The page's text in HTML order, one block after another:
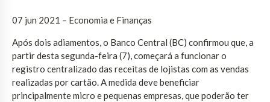
07 jun 2021 – Economia e Finanças
Após dois adiamentos, o Banco Central (BC) confirmou que, a
partir desta segunda-feira (7), começará a funcionar o
registro centralizado das receitas de lojistas com as vendas
realizadas por cartão. A medida deve beneficiar
principalmente micro e pequenas empresas, que poderão ter